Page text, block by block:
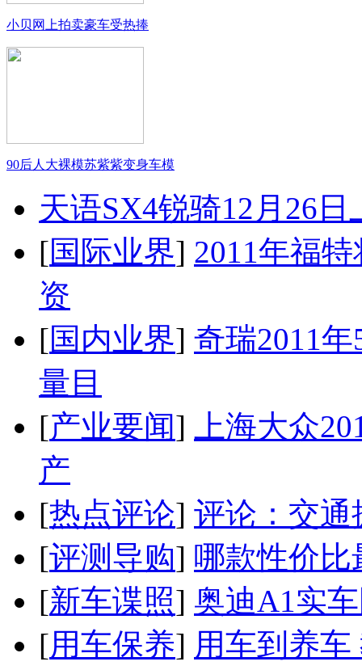
小贝网上拍卖豪车受热捧
90后人大裸模苏紫紫变身车模
天语SX4锐骑12月26
[国际业界] 2011年福
资
[国内业界] 奇瑞2011
量目
[产业要闻]
上海大众
产
[热点评论] 评论：交通
[评测导购] 哪款性价比
[新车谍照] 奥迪A1实
[用车保养] 用车到养